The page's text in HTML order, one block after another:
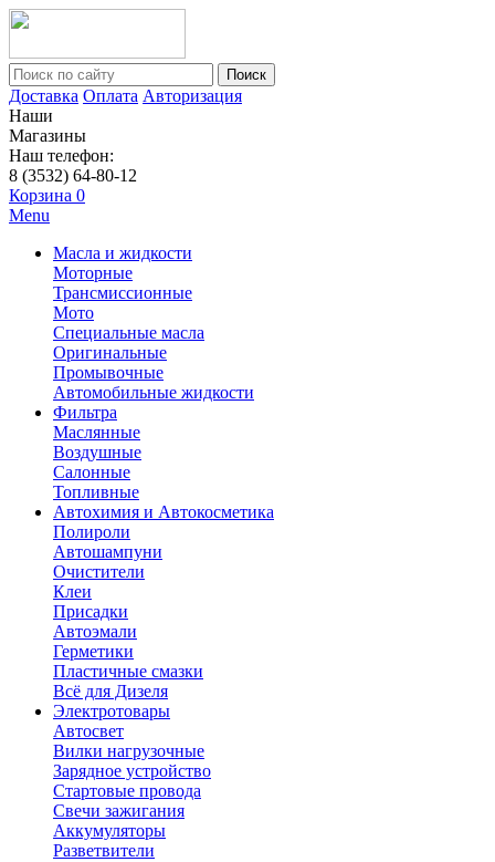
Поиск
Доставка Оплата Авторизация
Наши
Магазины
Наш телефон:
8 (3532) 64-80-12
Корзина 0
Menu
Масла и жидкости
Моторные
Трансмиссионные
Мото
Специальные масла
Оригинальные
Промывочные
Автомобильные жидкости
Фильтра
Маслянные
Воздушные
Салонные
Топливные
Автохимия и Автокосметика
Полироли
Автошампуни
Очистители
Клеи
Присадки
Автоэмали
Герметики
Пластичные смазки
Всё для Дизеля
Электротовары
Автосвет
Вилки нагрузочные
Зарядное устройство
Стартовые провода
Свечи зажигания
Аккумуляторы
Разветвители